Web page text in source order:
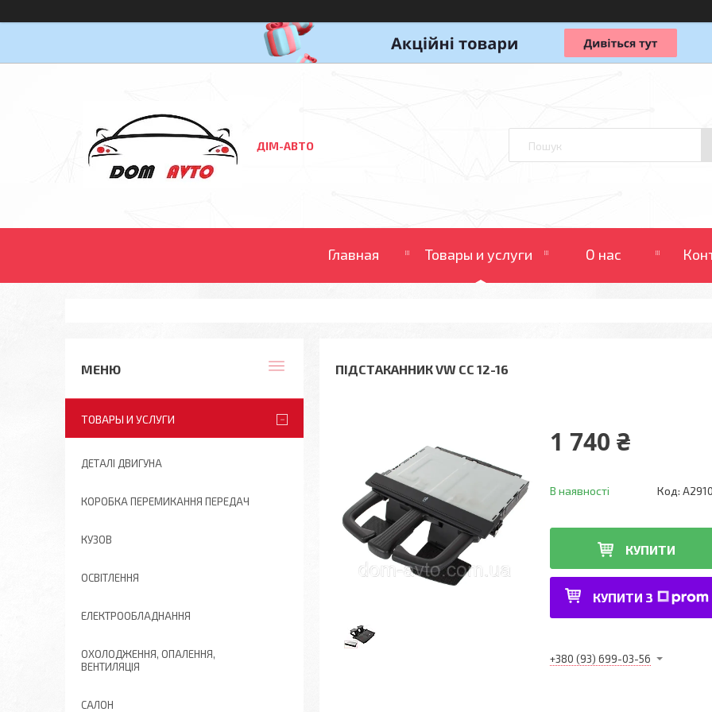
ДІМ-АВТО
Главная Товары и услуги О нас
ПІДСТАКАННИК VW CC 12-16
1 740 ₴
В наявності Код:
КУПИТИ
КУПИТИ З
+380 (93) 699-03-56
ТОВАРЫ И УСЛУГИ
ДЕТАЛІ ДВИГУНА
КОРОБКА ПЕРЕМИКАННЯ ПЕРЕДАЧ
КУЗОВ
ОСВІТЛЕННЯ
ЕЛЕКТРООБЛАДНАННЯ
ОХОЛОДЖЕННЯ, ОПАЛЕННЯ,
ВЕНТИЛЯЦІЯ
САЛОН